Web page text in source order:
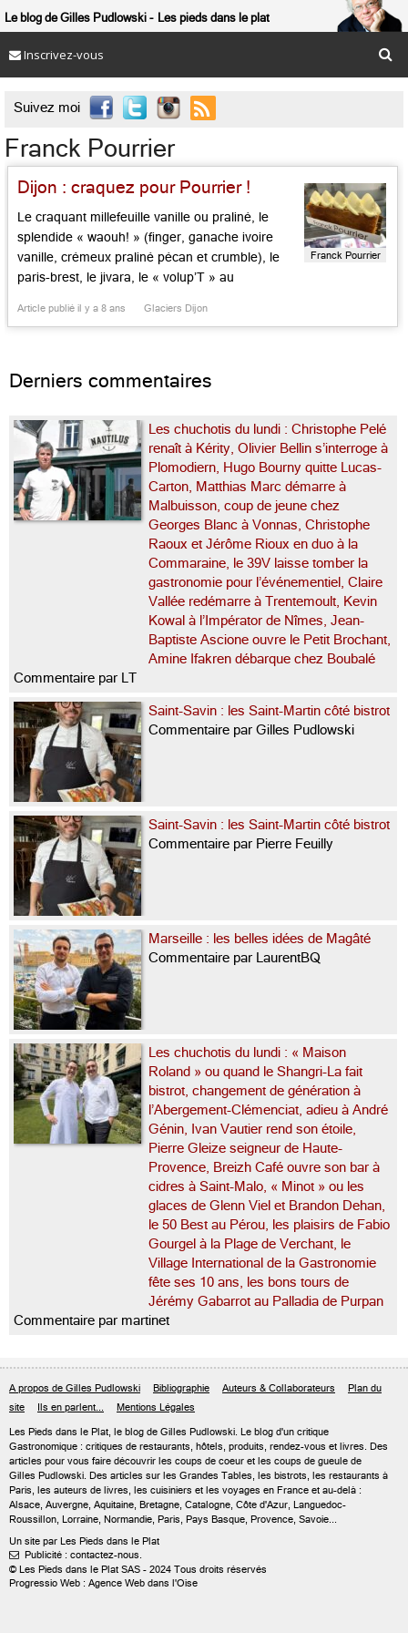
Le blog de Gilles Pudlowski Les pieds dans le plat
Inscrivez-vous
Suivez moi 
Franck Pourrier
Dijon : craquez pour Pourrier !
Le craquant millefeuille vanille ou praliné, le
splendide « waouh! » (finger, ganache ivoire
vanille, crémeux praliné pécan et crumble), le
paris-brest, le jivara, le « volup’T » au
donne envie de découvrir l’univers sucré de
Article publié il y a 8 ans Glaciers Dijon
Franck Pourrier
Derniers commentaires
Les chuchotis du lundi : Christophe Pelé
renaît à Kérity, Olivier Bellin s’interroge à
Plomodiern, Hugo Bourny quitte Lucas-
Carton, Matthias Marc démarre à
Malbuisson, coup de jeune chez
Georges Blanc à Vonnas, Christophe
Raoux et Jérôme Rioux en duo à la
Commaraine, le 39V laisse tomber la
gastronomie pour l’événementiel, Claire
Vallée redémarre à Trentemoult, Kevin
Kowal à l’Impérator de Nîmes, Jean-
Baptiste Ascione ouvre le Petit Brochant,
Amine Ifakren débarque chez Boubalé
Commentaire par LT
Saint-Savin : les Saint-Martin côté bistrot
Commentaire par Gilles Pudlowski
Saint-Savin : les Saint-Martin côté bistrot
Commentaire par Pierre Feuilly
Marseille : les belles idées de Magâté
Commentaire par LaurentBQ
Les chuchotis du lundi : « Maison
Roland » ou quand le Shangri-La fait
bistrot, changement de génération à
l’Abergement-Clémenciat, adieu à André
Génin, Ivan Vautier rend son étoile,
Pierre Gleize seigneur de Haute-
Provence, Breizh Café ouvre son bar à
cidres à Saint-Malo, « Minot » ou les
glaces de Glenn Viel et Brandon Dehan,
le 50 Best au Pérou, les plaisirs de Fabio
Gourgel à la Plage de Verchant, le
Village International de la Gastronomie
fête ses 10 ans, les bons tours de
Jérémy Gabarrot au Palladia de Purpan
Commentaire par martinet
A propos de Gilles Pudlowski Bibliographie Auteurs & Collaborateurs
Plan du
site
Ils en parlent... Mentions Légales
Les Pieds dans le Plat, le blog de Gilles Pudlowski. Le blog d'un critique
Gastronomique : critiques de restaurants, hôtels, produits, rendez-vous et livres. Des
articles pour vous faire découvrir les coups de coeur et les coups de gueule de
Gilles Pudlowski. Des articles sur les Grandes Tables, les bistrots, les restaurants à
Paris, les auteurs de livres, les cuisiniers et les voyages en France et au-delà :
Alsace, Auvergne, Aquitaine, Bretagne, Catalogne, Côte d'Azur, Languedoc-
Roussillon, Lorraine, Normandie, Paris, Pays Basque, Provence, Savoie...
Un site par Les Pieds dans le Plat
 Publicité : contactez-nous.
© Les Pieds dans le Plat SAS - 2024 Tous droits réservés
Progressio Web : Agence Web dans l'Oise